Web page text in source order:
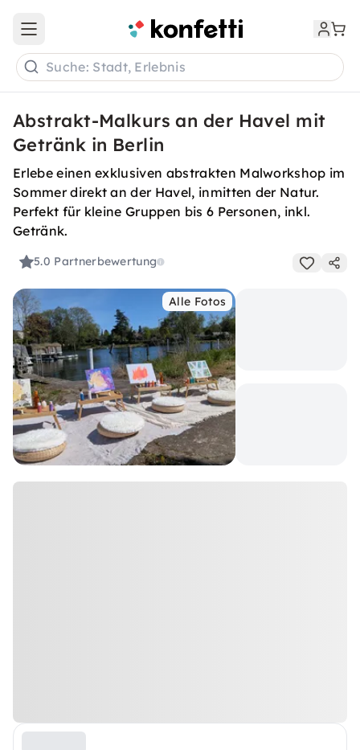
Open main menu
Suche: Stadt, Erlebnis
Abstrakt-Malkurs an der Havel mit
Getränk in Berlin
Erlebe einen exklusiven abstrakten Malworkshop im
Sommer direkt an der Havel, inmitten der Natur.
Perfekt für kleine Gruppen bis 6 Personen, inkl.
Getränk.
5.0 Partnerbewertung
Alle Fotos